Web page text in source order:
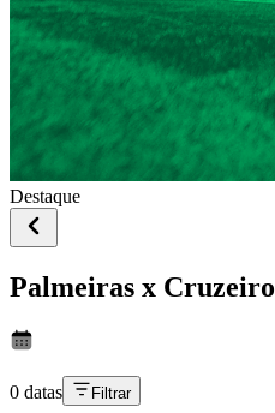
Destaque
Palmeiras x Cruzeiro
0 datas Filtrar